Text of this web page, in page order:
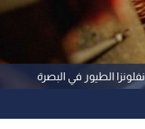
الطيور في البصرة